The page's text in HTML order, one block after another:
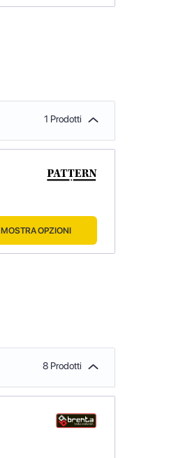
1 Prodotti
MOSTRA OPZIONI
8 Prodotti